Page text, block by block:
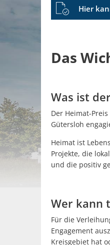
Hier
Das
Was ist
Der Heimat-
Gütersloh
Heimat ist
Projekte, die
und die positiv
Wer kann
Für die
Engagement
Kreisgebiet hat